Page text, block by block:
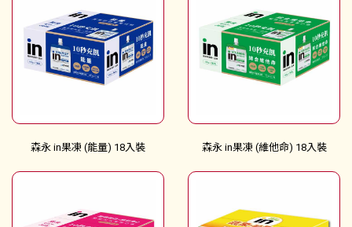
森永 in果凍 (能量) 18入裝 森永 in果凍 (維他命) 18入裝